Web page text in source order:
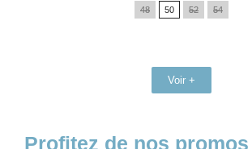
48 50 52 54
Voir +
Profitez de nos